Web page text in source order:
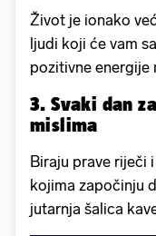
Život je ionako
ljudi koji će vam
pozitivne energije
3. Svaki dan
mislima
Biraju prave riječi
kojima započinju
jutarnja šalica